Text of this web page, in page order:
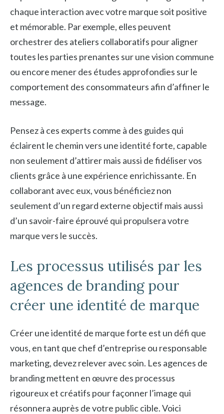
chaque interaction avec votre marque soit positive
et mémorable. Par exemple, elles peuvent
orchestrer des ateliers collaboratifs pour aligner
toutes les parties prenantes sur une vision commune
ou encore mener des études approfondies sur le
comportement des consommateurs afin d’affiner le
message.
Pensez à ces experts comme à des guides qui
éclairent le chemin vers une identité forte, capable
non seulement d’attirer mais aussi de fidéliser vos
clients grâce à une expérience enrichissante. En
collaborant avec eux, vous bénéficiez non
seulement d’un regard externe objectif mais aussi
d’un savoir-faire éprouvé qui propulsera votre
marque vers le succès.
Les processus utilisés par les
agences de branding pour
créer une identité de marque
Créer une identité de marque forte est un défi que
vous, en tant que chef d’entreprise ou responsable
marketing, devez relever avec soin. Les agences de
branding mettent en œuvre des processus
rigoureux et créatifs pour façonner l’image qui
résonnera auprès de votre public cible. Voici